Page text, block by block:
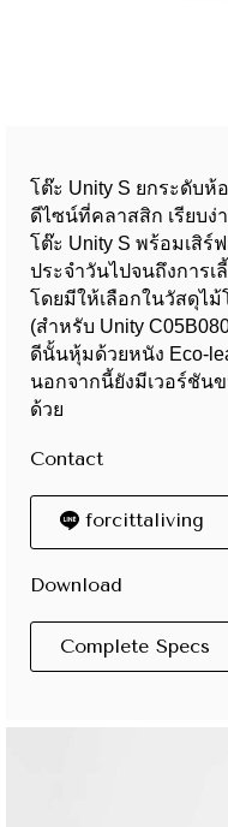
โต๊ะ Unity S ยกระดับ
ดีไซน์ที่คลาสสิก เรียบ
โต๊ะ Unity S พร้อมเสิ
ประจำวันไปจนถึงการ
โดยมีให้เลือกในวัสดุไ
(สำหรับ Unity
ดีนั้นหุ้มด้วยหนัง Eco-
นอกจากนี้ยังมีเวอร์ชัน
ด้วย
Contact
forcittaliving
Download
Complete Specs